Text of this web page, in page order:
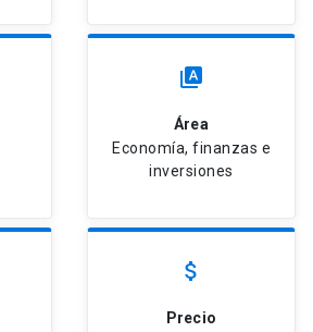
type_specimen
Área
Economía, finanzas e
inversiones
attach_money
Precio